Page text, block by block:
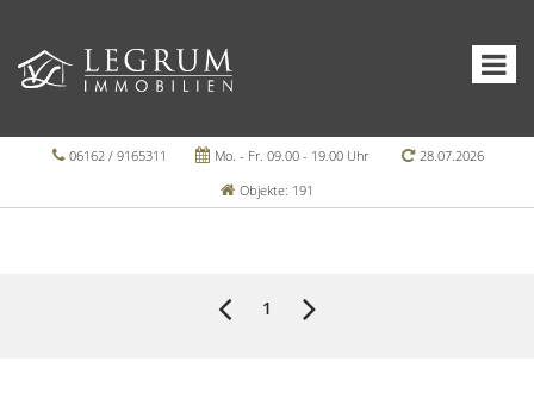
06162 / 9165311 Mo. - Fr. 09.00 - 19.00 Uhr
28.07.2026
Objekte: 191
1